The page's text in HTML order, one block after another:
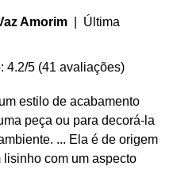
Amorim | Última
4.2/5 (41 avaliações)
estilo de acabamento
peça ou para decorá-la
... Ela é de origem
lisinho com um aspecto